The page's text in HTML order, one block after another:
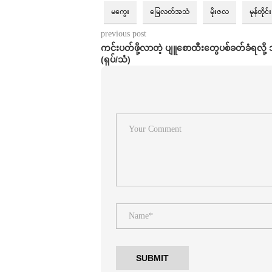
မကွေး မြေလတ်အသံ မိုးဇလ မုန်တိုင်း
previous post
ကင်းပတ်ဖို့လာတဲ့ ပျူစောထီးတွေပစ်ခတ်ခံရလို့
(ရုပ်/သံ)